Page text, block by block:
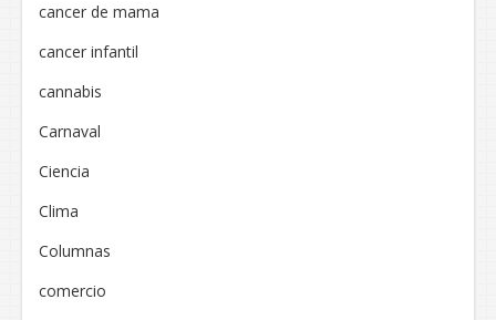
cancer de mama
cancer infantil
cannabis
Carnaval
Ciencia
Clima
Columnas
comercio